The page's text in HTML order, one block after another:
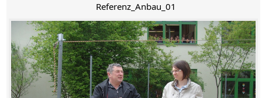
Referenz_Anbau_01